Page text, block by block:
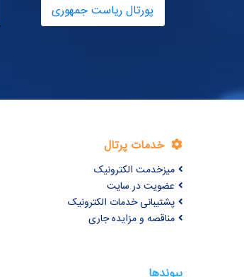
پورتال ریاست جمهوری
خدمات پرتال
میزخدمت الکترونیک
عضویت در سایت
پشتیبانی خدمات الکترونیک
مناقصه و مزایده جاری